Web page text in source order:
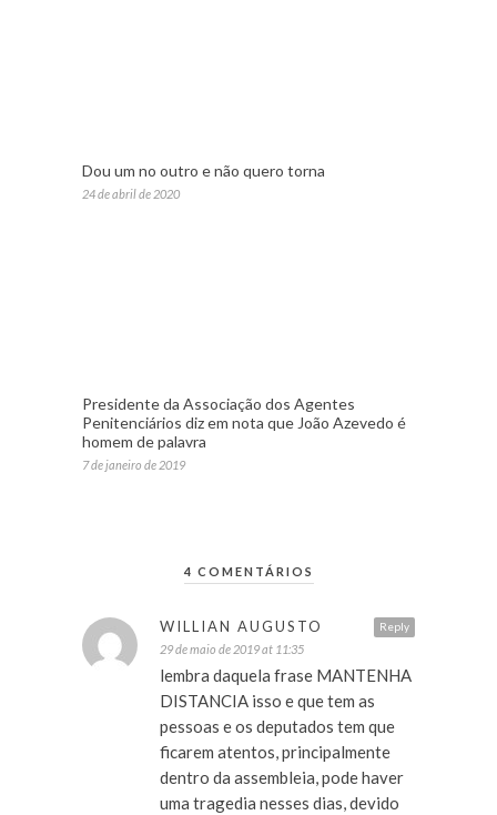
Dou um no outro e não quero torna
24 de abril de 2020
Presidente da Associação dos Agentes
Penitenciários diz em nota que João Azevedo é
homem de palavra
7 de janeiro de 2019
4 COMENTÁRIOS
Reply
WILLIAN AUGUSTO
29 de maio de 2019 at 11:35
lembra daquela frase MANTENHA
DISTANCIA isso e que tem as
pessoas e os deputados tem que
ficarem atentos, principalmente
dentro da assembleia, pode haver
uma tragedia nesses dias, devido